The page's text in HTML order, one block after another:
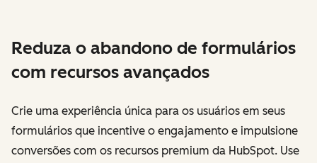
Reduza o abandono de formulários
com recursos avançados
Crie uma experiência única para os usuários em seus
formulários que incentive o engajamento e impulsione
conversões com os recursos premium da HubSpot. Use